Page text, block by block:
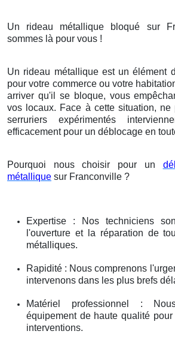
Un rideau métallique bloqué sur
sommes là pour vous !
Un rideau métallique est un élément
pour votre commerce ou votre
arriver qu'il se bloque, vous
vos locaux. Face à cette situation,
serruriers expérimentés
efficacement pour un déblocage en
Pourquoi nous choisir pour un
métallique sur Franconville ?
Expertise : Nos techniciens
l'ouverture et la réparation de
métalliques.
Rapidité : Nous comprenons
intervenons dans les plus brefs
Matériel professionnel :
équipement de haute qualité
interventions.